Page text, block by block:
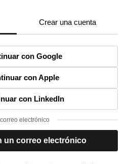
Crear una cuenta
con Google
con Apple
con LinkedIn
electrónico
un correo electrónico